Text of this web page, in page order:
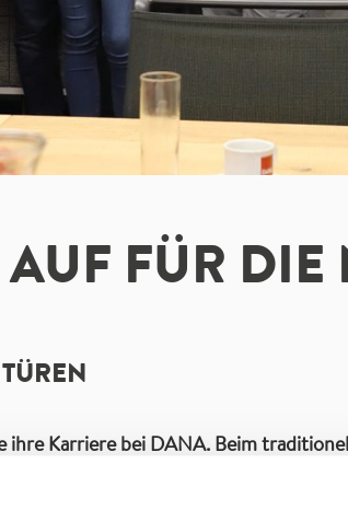
FÜR
Karriere bei DANA. Beim
am Pyhrn kennen.​